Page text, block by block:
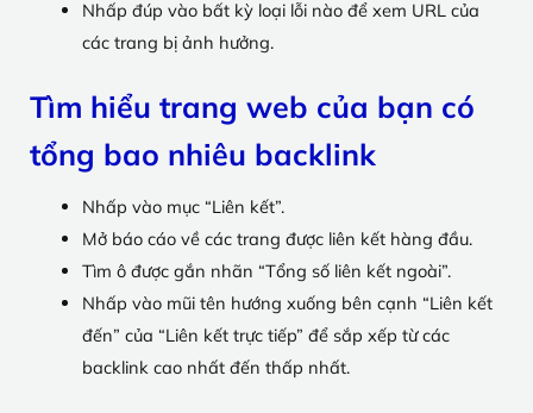
Nhấp đúp vào bất kỳ loại lỗi nào để xem URL của
các trang bị ảnh hưởng.
Tìm hiểu trang web của bạn có
tổng bao nhiêu backlink
Nhấp vào mục “Liên kết”.
Mở báo cáo về các trang được liên kết hàng đầu.
Tìm ô được gắn nhãn “Tổng số liên kết ngoài”.
Nhấp vào mũi tên hướng xuống bên cạnh “Liên kết
đến” của “Liên kết trực tiếp” để sắp xếp từ các
backlink cao nhất đến thấp nhất.